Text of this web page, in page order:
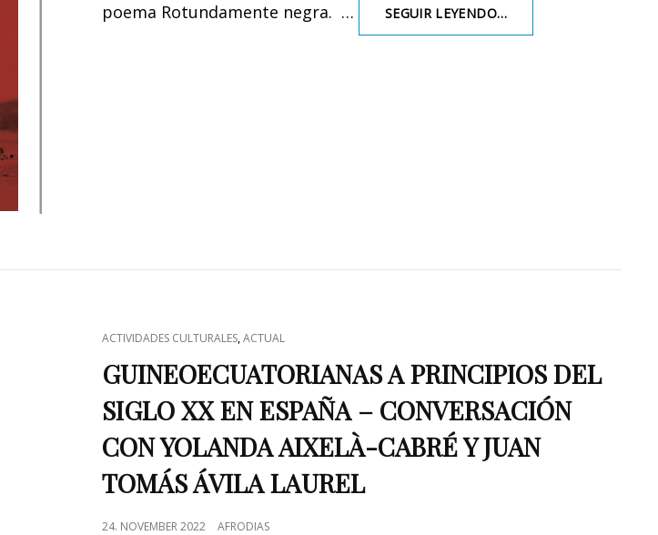
poema Rotundamente negra. …
SEGUIR LEYENDO…CONVERSACIÓN
CON
CAT
LINKS
ACTIVIDADES CULTURALES,ACTUAL
GUINEOECUATORIANAS A PRINCIPIOS DEL
SIGLO XX EN ESPAÑA – CONVERSACIÓN
CON YOLANDA AIXELÀ-CABRÉ Y JUAN
TOMÁS ÁVILA LAUREL
POSTED
24. NOVEMBER 2022 AFRODIAS